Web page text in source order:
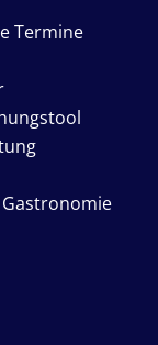
Termine